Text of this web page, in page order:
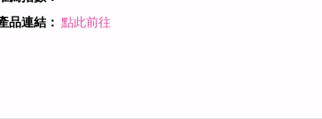
品連結： 點此前往